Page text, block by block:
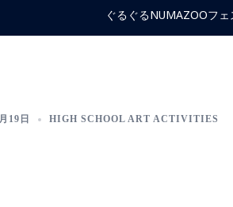
ぐるぐるNUMAZOOフェ
19日 HIGH SCHOOL ART ACTIVITIES